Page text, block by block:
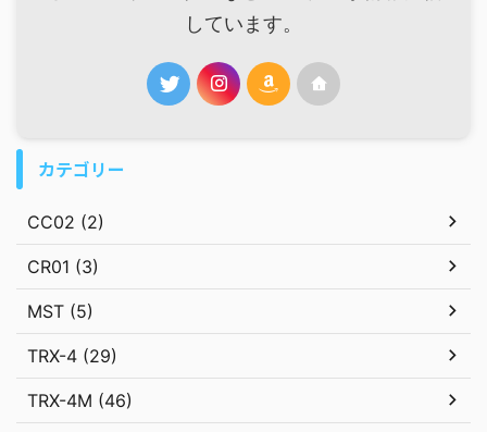
しています。
カテゴリー
CC02 (2)
CR01 (3)
MST (5)
TRX-4 (29)
TRX-4M (46)